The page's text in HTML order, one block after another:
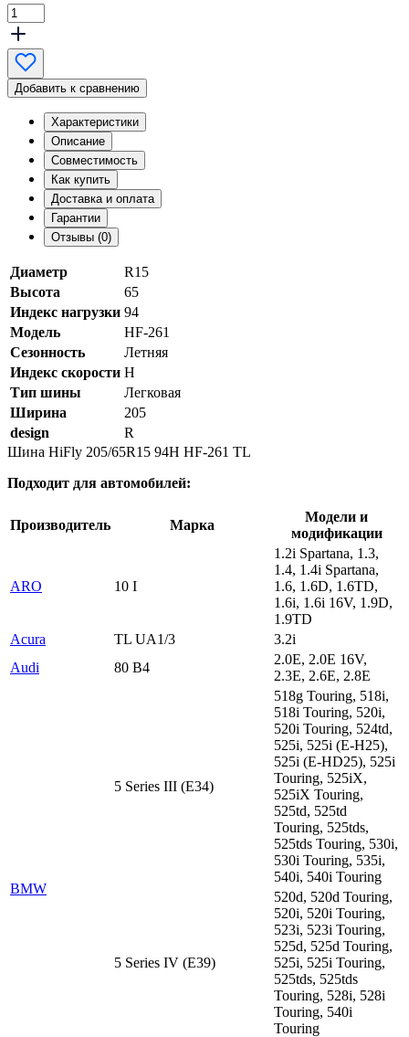
Добавить к сравнению
Характеристики
Описание
Совместимость
Как купить
Доставка и оплата
Гарантии
Отзывы (0)
Диаметр
R15
Высота
65
Индекс нагрузки 94
Модель
HF-261
Сезонность
Летняя
Индекс скорости H
Тип шины
Легковая
Ширина
205
design
R
Шина HiFly 205/65R15 94H HF-261 TL
Подходит для автомобилей:
Производитель Марка
Модели и
модификации
ARO 10 I
1.2i Spartana, 1.3,
1.4, 1.4i Spartana,
1.6, 1.6D, 1.6TD,
1.6i, 1.6i 16V, 1.9D,
1.9TD
Acura
TL UA1/3
3.2i
Audi
80 B4
2.0E, 2.0E 16V,
2.3E, 2.6E, 2.8E
BMW
5 Series III (E34)
518g Touring, 518i,
518i Touring, 520i,
520i Touring, 524td,
525i, 525i (E-H25),
525i (E-HD25), 525i
Touring, 525iX,
525iX Touring,
525td, 525td
Touring, 525tds,
525tds Touring, 530i,
530i Touring, 535i,
540i, 540i Touring
5 Series IV (E39)
520d, 520d Touring,
520i, 520i Touring,
523i, 523i Touring,
525d, 525d Touring,
525i, 525i Touring,
525tds, 525tds
Touring, 528i, 528i
Touring, 540i
Touring